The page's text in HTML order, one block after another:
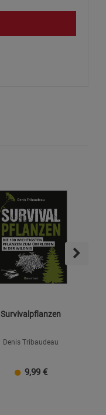
Survivalpflanzen
Denis Tribaudeau
9,99 €